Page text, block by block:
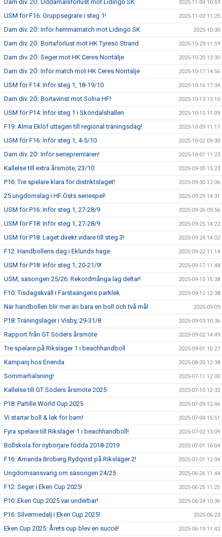
Dam div. 2Ö: Uddamålsförlust mot Lidingö SK 2025-11-04 10:59
USM för F16: Gruppsegrare i steg 1! 2025-11-03 11:25
Dam div. 2Ö: Inför hemmamatch mot Lidingö SK 2025-10-30
Dam div. 2Ö: Bortaförlust mot HK Tyresö Strand 2025-10-29 11:59
Dam div. 2Ö: Seger mot HK Ceres Norrtälje 2025-10-20 13:30
Dam div. 2Ö: Inför match mot HK Ceres Norrtälje 2025-10-17 14:56
USM för F14: Inför steg 1, 18-19/10 2025-10-16 17:34
Dam div. 2Ö: Bortavinst mot Solna HF! 2025-10-13 13:10
USM för P14: Inför steg 1 i Sköndalshallen 2025-10-10 11:09
F19: Alma Eklöf uttagen till regional träningsdag! 2025-10-09 11:17
USM för F16: Inför steg 1, 4-5/10 2025-10-02 09:30
Dam div. 2Ö: Inför seriepremiären! 2025-10-01 11:23
Kallelse till extra årsmöte, 23/10 2025-09-30 15:23
P16: Tre spelare klara för distriktslaget! 2025-09-30 12:06
25 ungdomslag i HF Östs seriespel! 2025-09-29 14:31
USM för P16: Inför steg 1, 27-28/9 2025-09-26 09:56
USM för F18: Inför steg 1, 27-28/9 2025-09-25 14:22
USM för P18: Laget direkt vidare till steg 3! 2025-09-24 14:02
F12: Handbollens dag i Eklunds hage 2025-09-22 11:14
USM för P18: Inför steg 1, 20-21/9! 2025-09-17 11:48
USM, säsongen 25/26: Rekordmånga lag deltar! 2025-09-15 15:38
F10: Tisdagskväll i Farstaängens parklek 2025-09-12 12:38
När handbollen blir mer än bara en boll och två mål 2025-09-09
P18: Träningsläger i Visby, 29-31/8 2025-09-03 10:36
Rapport från GT Söders årsmöte 2025-09-02 14:49
Tre spelare på Riksläger 1 i beachhandboll 2025-09-01 10:27
Kampanj hos Enenda 2025-08-20 12:38
Sommarhälsning! 2025-07-11 12:00
Kallelse till GT Söders årsmöte 2025 2025-07-10 12:32
P18: Partille World Cup 2025 2025-07-09 12:46
Vi startar boll & lek för barn! 2025-07-04 15:51
Fyra spelare till Riksläger 1 i beachhandboll! 2025-07-02 13:09
Bollskola för nybörjare födda 2018-2019 2025-07-01 16:04
F16: Amanda Broberg Rydqvist på Riksläger 2! 2025-07-01 12:04
Ungdomsansvarig om säsongen 24/25 2025-06-26 11:44
F12: Seger i Eken Cup 2025! 2025-06-25 11:25
P10: Eken Cup 2025 var underbar! 2025-06-24 10:36
P16: Silvermedalj i Eken Cup 2025! 2025-06-23
Eken Cup 2025: Årets cup blev en succé! 2025-06-19 11:42